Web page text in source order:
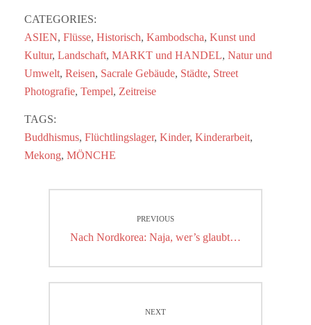
CATEGORIES:
ASIEN, Flüsse, Historisch, Kambodscha, Kunst und
Kultur, Landschaft, MARKT und HANDEL, Natur und
Umwelt, Reisen, Sacrale Gebäude, Städte, Street
Photografie, Tempel, Zeitreise
TAGS:
Buddhismus, Flüchtlingslager, Kinder, Kinderarbeit,
Mekong, MÖNCHE
PREVIOUS
Previous
Nach Nordkorea: Naja, wer’s glaubt…
NEXT